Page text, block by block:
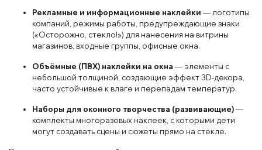
Рекламные и информационные наклейки — логотипы
компаний, режимы работы, предупреждающие знаки
(«Осторожно, стекло!») для нанесения на витрины
магазинов, входные группы, офисные окна.
Объёмные (ПВХ) наклейки на окна — элементы с
небольшой толщиной, создающие эффект 3D-декора,
часто устойчивые к влаге и перепадам температур.
Наборы для оконного творчества (развивающие)—
комплекты многоразовых наклеек, с которыми дети
могут создавать сцены и сюжеты прямо на стекле.